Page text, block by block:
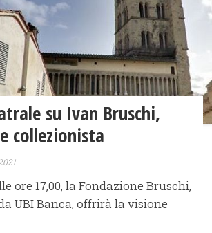
su Ivan Bruschi,
collezionista
ore 17,00, la Fondazione Bruschi,
UBI Banca, offrirà la visione